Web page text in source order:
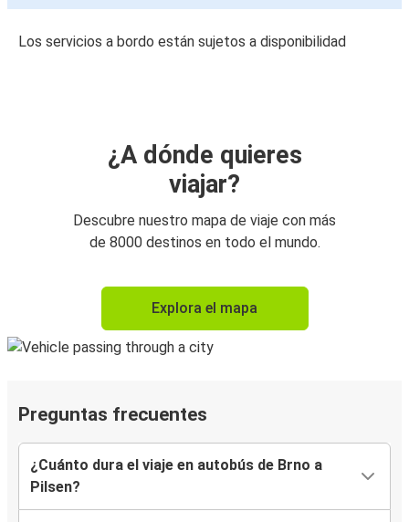
Los servicios a bordo están sujetos a disponibilidad
¿A dónde quieres
viajar?
Descubre nuestro mapa de viaje con más
de 8000 destinos en todo el mundo.
Explora el mapa
Preguntas frecuentes
¿Cuánto dura el viaje en autobús de Brno a
Pilsen?